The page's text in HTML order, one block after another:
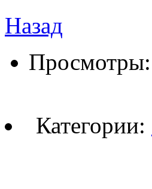
Назад
Просмотры:
Категории: